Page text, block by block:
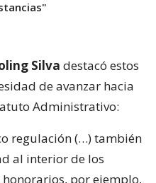
Silva destacó estos
de avanzar hacia
Administrativo:
regulación (…) también
al interior de los
por ejemplo,